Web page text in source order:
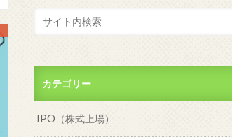
カテゴリー
IPO（株式上場）